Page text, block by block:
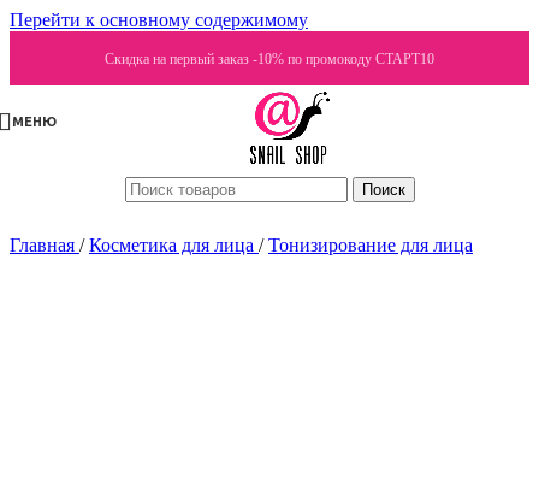
Перейти к основному содержимому
Скидка на первый заказ -10% по промокоду СТАРТ10
МЕНЮ
Поиск
Главная / Косметика для лица / Тонизирование для лица